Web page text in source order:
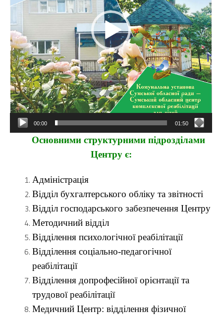
00:00 01:50
Основними структурними підрозділами
Центру є:
Адміністрація
Відділ бухгалтерського обліку та звітності
Відділ господарського забезпечення Центру
Методичний відділ
Відділення психологічної реабілітації
Відділення соціально-педагогічної
реабілітації
Відділення допрофесійної орієнтації та
трудової реабілітації
Медичний Центр: відділення фізичної